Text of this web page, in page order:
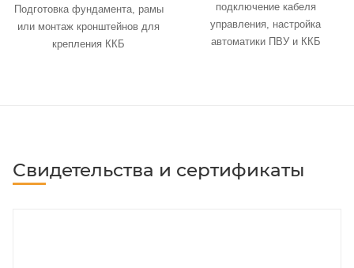
Подготовка фундамента, рамы
или монтаж кронштейнов для
крепления ККБ
подключение кабеля
управления, настройка
автоматики ПВУ и ККБ
Свидетельства и сертификаты